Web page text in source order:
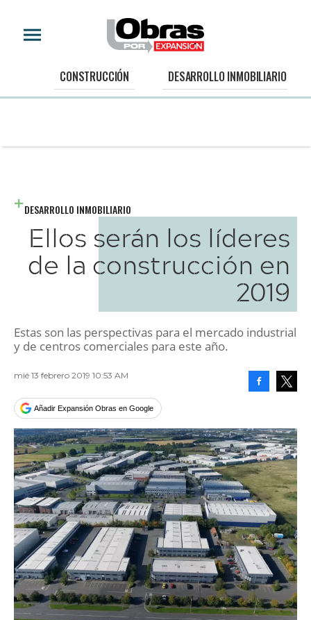
CONSTRUCCIÓN DESARROLLO INMOBILIARIO
DESARROLLO INMOBILIARIO
Ellos serán los líderes
de la construcción en
2019
Estas son las perspectivas para el mercado industrial
y de centros comerciales para este año.
mié 13 febrero 2019 10:53 AM
Añadir Expansión Obras en Google